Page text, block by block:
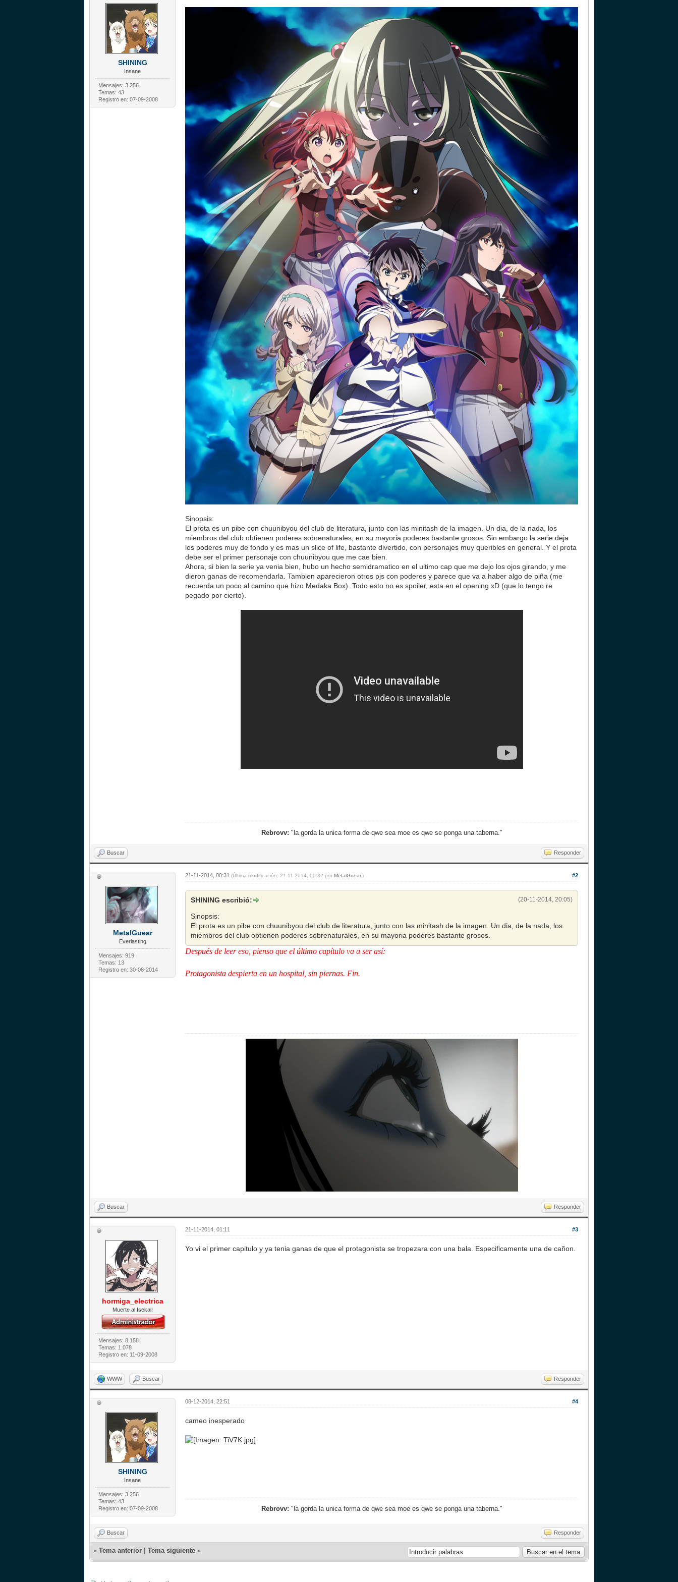
SHINING
Insane
Mensajes: 3.256
Temas: 43
Registro en: 07-09-2008
Sinopsis:
El prota es un pibe con chuunibyou del club de literatura, junto con las minitash de la imagen. Un dia, de la nada, los
miembros del club obtienen poderes sobrenaturales, en su mayoria poderes bastante grosos. Sin embargo la serie deja
los poderes muy de fondo y es mas un slice of life, bastante divertido, con personajes muy queribles en general. Y el prota
debe ser el primer personaje con chuunibyou que me cae bien.
Ahora, si bien la serie ya venia bien, hubo un hecho semidramatico en el ultimo cap que me dejo los ojos girando, y me
dieron ganas de recomendarla. Tambien aparecieron otros pjs con poderes y parece que va a haber algo de piña (me
recuerda un poco al camino que hizo Medaka Box). Todo esto no es spoiler, esta en el opening xD (que lo tengo re
pegado por cierto).
Rebrovv: "la gorda la unica forma de qwe sea moe es qwe se ponga una taberna."
Buscar Responder
MetalGuear
Everlasting
Mensajes: 919
Temas: 13
Registro en: 30-08-2014
#2
21-11-2014, 00:31(Última modificación: 21-11-2014, 00:32 porMetalGuear.)
(20-11-2014, 20:05)
SHINING escribió:
Sinopsis:
El prota es un pibe con chuunibyou del club de literatura, junto con las minitash de la imagen. Un dia, de la nada, los
miembros del club obtienen poderes sobrenaturales, en su mayoria poderes bastante grosos.
Después de leer eso, pienso que el último capítulo va a ser así:
Protagonista despierta en un hospital, sin piernas. Fin.
Buscar Responder
hormiga_electrica
Muerte al Isekai!
Mensajes: 8.158
Temas: 1.078
Registro en: 11-09-2008
#3
21-11-2014, 01:11
Yo vi el primer capitulo y ya tenia ganas de que el protagonista se tropezara con una bala. Especificamente una de cañon.
WWW Buscar Responder
SHINING
Insane
Mensajes: 3.256
Temas: 43
Registro en: 07-09-2008
#4
08-12-2014, 22:51
cameo inesperado
Rebrovv: "la gorda la unica forma de qwe sea moe es qwe se ponga una taberna."
Buscar Responder
« Tema anterior Tema siguiente »